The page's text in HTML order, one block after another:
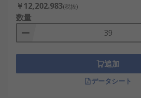
たとえば、屋外のような強い光が差
は、LED表示器が視認性の面で有利
屋内での消費電力を抑えたい場面では
適している場合もあります。日本国
や工場のアラートパネルなどでは、
瞬時の判読性を重視してLED表示器が
スが増えています。一方、カーナビゲ
￥12,202.983(税抜)
数量
追加
データシート